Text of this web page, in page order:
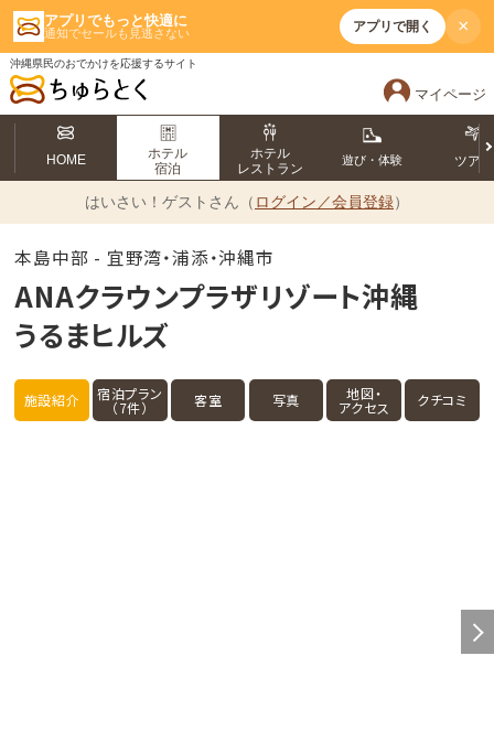
アプリでもっと快適に
通知でセールも見逃さない アプリで開く ×
沖縄県民のおでかけを応援するサイト
マイページ
HOME
ホテル
宿泊
ホテル
レストラン
遊び・体験 ツアー
はいさい！ ゲストさん（ ログイン／会員登録）
本島中部 - 宜野湾・浦添・沖縄市
ANAクラウンプラザリゾート沖縄
うるまヒルズ
施設紹介 宿泊プラン
（7件） 客室 写真 地図・
アクセス クチコミ